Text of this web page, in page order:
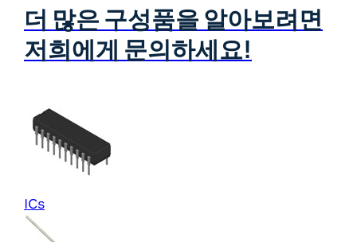
더 많은 구성품을 알아보려면
저희에게 문의하세요!
ICs